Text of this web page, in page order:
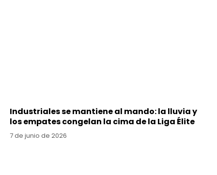
Industriales se mantiene al mando: la lluvia y
los empates congelan la cima de la Liga Élite
7 de junio de 2026